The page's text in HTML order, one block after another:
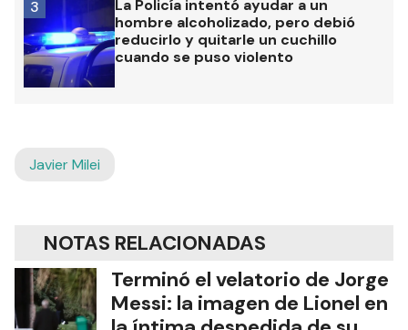
La Policía intentó ayudar a un
hombre alcoholizado, pero debió
reducirlo y quitarle un cuchillo
cuando se puso violento
3
Javier Milei
NOTAS RELACIONADAS
Terminó el velatorio de Jorge
Messi: la imagen de Lionel en